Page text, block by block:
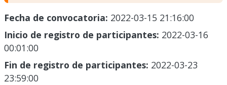
Fecha de convocatoria: 2022-03-15 21:16:00
Inicio de registro de participantes: 2022-03-16
00:01:00
Fin de registro de participantes: 2022-03-23
23:59:00